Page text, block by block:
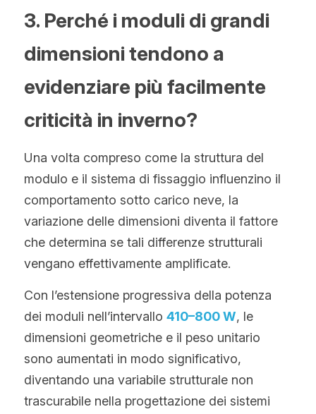
3. Perché i moduli di grandi
dimensioni tendono a
evidenziare più facilmente
criticità in inverno?
Una volta compreso come la struttura del
modulo e il sistema di fissaggio influenzino il
comportamento sotto carico neve, la
variazione delle dimensioni diventa il fattore
che determina se tali differenze strutturali
vengano effettivamente amplificate.
Con l’estensione progressiva della potenza
dei moduli nell’intervallo 410–800 W, le
dimensioni geometriche e il peso unitario
sono aumentati in modo significativo,
diventando una variabile strutturale non